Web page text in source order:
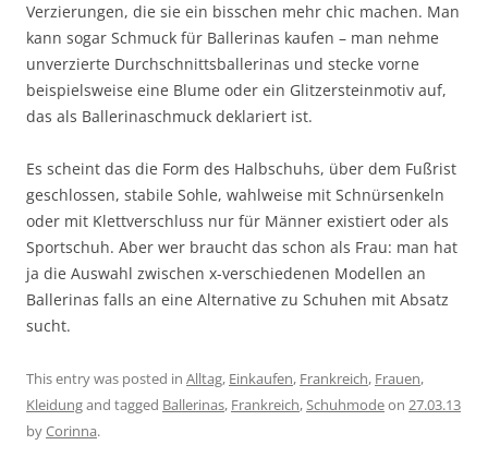
Verzierungen, die sie ein bisschen mehr chic machen. Man
kann sogar Schmuck für Ballerinas kaufen – man nehme
unverzierte Durchschnittsballerinas und stecke vorne
beispielsweise eine Blume oder ein Glitzersteinmotiv auf,
das als Ballerinaschmuck deklariert ist.
Es scheint das die Form des Halbschuhs, über dem Fußrist
geschlossen, stabile Sohle, wahlweise mit Schnürsenkeln
oder mit Klettverschluss nur für Männer existiert oder als
Sportschuh. Aber wer braucht das schon als Frau: man hat
ja die Auswahl zwischen x-verschiedenen Modellen an
Ballerinas falls an eine Alternative zu Schuhen mit Absatz
sucht.
This entry was posted in Alltag, Einkaufen, Frankreich, Frauen,
Kleidungand tagged Ballerinas, Frankreich,Schuhmodeon 27.03.13
byCorinna.